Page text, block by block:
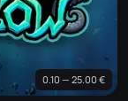
0.10 — 25.00 €